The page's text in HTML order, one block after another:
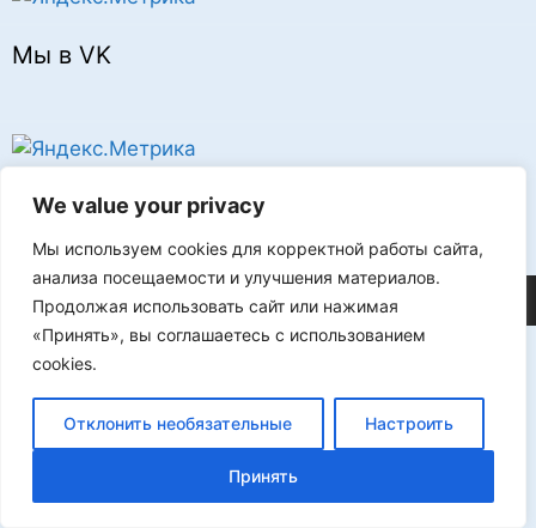
We value your privacy
Мы используем cookies для корректной работы сайта,
анализа посещаемости и улучшения материалов.
Продолжая использовать сайт или нажимая
«Принять», вы соглашаетесь с использованием
cookies.
Отклонить необязательные Настроить
Принять
Мы в VK
Реклама
©2026 FLProg